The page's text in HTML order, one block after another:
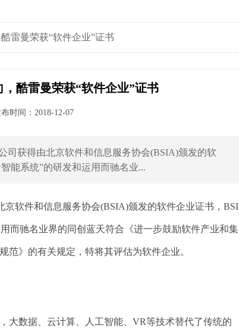
雷曼荣获“软件企业”证书
酷雷曼荣获“软件企业”证书
时间：2018-12-07
司获得由北京软件和信息服务协会(BSIA)颁发的软
能系统”的研发和运用而驰名业...
软件和信息服务协会(BSIA)颁发的软件企业证书，BSI
而驰名业界的同创蓝天符合《进一步鼓励软件产业和集
范》的有关规定，特将其评估为软件企业。
大数据、云计算、人工智能、VR等技术替代了传统的